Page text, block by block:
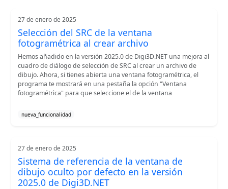
27 de enero de 2025
Selección del SRC de la ventana
fotogramétrica al crear archivo
Hemos añadido en la versión 2025.0 de Digi3D.NET una mejora al
cuadro de diálogo de selección de SRC al crear un archivo de
dibujo. Ahora, si tienes abierta una ventana fotogramétrica, el
programa te mostrará en una pestaña la opción "Ventana
fotogramétrica" para que seleccione el de la ventana
nueva_funcionalidad
27 de enero de 2025
Sistema de referencia de la ventana de
dibujo oculto por defecto en la versión
2025.0 de Digi3D.NET